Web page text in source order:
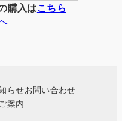
購入はこちら
らせお問い合わせ
案内